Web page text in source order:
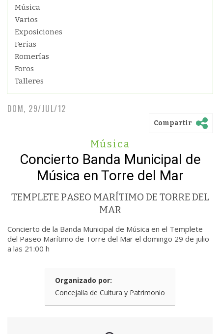
Música
Varios
Exposiciones
Ferias
Romerías
Foros
Talleres
DOM, 29/JUL/12
Compartir
Música
Concierto Banda Municipal de
Música en Torre del Mar
TEMPLETE PASEO MARÍTIMO DE TORRE DEL
MAR
Concierto de la Banda Municipal de Música en el Templete
del Paseo Marítimo de Torre del Mar el domingo 29 de julio
a las 21:00 h
Organizado por:
Concejalía de Cultura y Patrimonio